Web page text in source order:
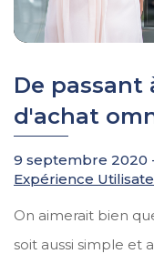
De passant
d'achat
9 septembre 2020
Expérience
On aimerait bien
soit aussi simple et